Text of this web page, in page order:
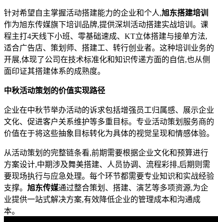
针对希望自主掌握活动搭建能力的企业和个人,旭东搭建培训
作为旭东传媒旗下培训品牌,提供深圳活动搭建实战培训。课
程主打4天线下小班、零基础速成、KT立体搭建与接单方法,
适合广告店、策划师、搭建工、转行创业者。这种培训业务的
开展,体现了公司在技术标准化和知识传递方面的自信,也从侧
面印证其搭建体系的成熟度。
中秋活动策划的价值实现路径
企业在中秋节举办活动的诉求包括增强员工归属感、展示企业
文化、促进客户关系维护等多重目标。专业活动策划服务商的
价值在于将这些抽象目标转化为具体的视觉呈现和情感体验。
从活动策划的完整链条看,前期需要根据企业文化和预算进行
方案设计,中期涉及舞美搭建、人员协调、流程彩排,后期则需
要现场执行与应急处理。每个环节都需要专业知识和实战经验
支撑。 旭东传媒通过整合策划、搭建、演艺等多项资源,为企
业提供一站式解决方案,有效降低企业的管理成本和沟通成
本。